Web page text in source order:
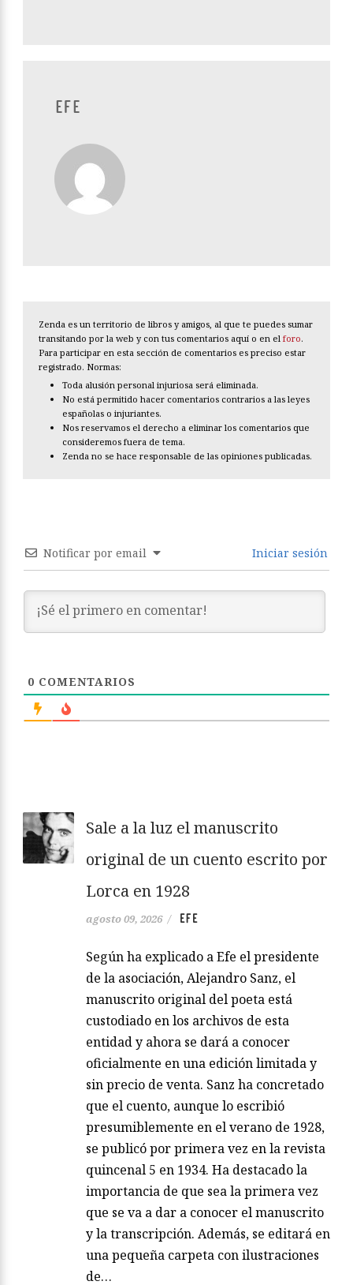
EFE
Zenda es un territorio de libros y amigos, al que te puedes sumar
transitando por la web y con tus comentarios aquí o en el foro.
Para participar en esta sección de comentarios es preciso estar
registrado. Normas:
Toda alusión personal injuriosa será eliminada.
No está permitido hacer comentarios contrarios a las leyes
españolas o injuriantes.
Nos reservamos el derecho a eliminar los comentarios que
consideremos fuera de tema.
Zenda no se hace responsable de las opiniones publicadas.
Notificar por email Iniciar sesión
0 COMENTARIOS
Sale a la luz el manuscrito
original de un cuento escrito por
Lorca en 1928
agosto 09, 2026 / EFE
Según ha explicado a Efe el presidente
de la asociación, Alejandro Sanz, el
manuscrito original del poeta está
custodiado en los archivos de esta
entidad y ahora se dará a conocer
oficialmente en una edición limitada y
sin precio de venta. Sanz ha concretado
que el cuento, aunque lo escribió
presumiblemente en el verano de 1928,
se publicó por primera vez en la revista
quincenal 5 en 1934. Ha destacado la
importancia de que sea la primera vez
que se va a dar a conocer el manuscrito
y la transcripción. Además, se editará en
una pequeña carpeta con ilustraciones
de…